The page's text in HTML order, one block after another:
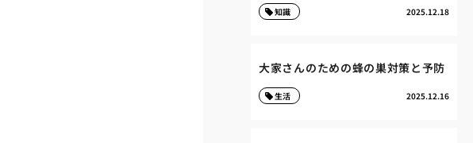
2025.12.18
知識
大家さんのための蜂の巣対策と予防
2025.12.16
生活